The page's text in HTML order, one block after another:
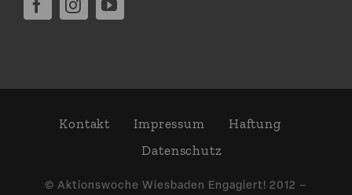
Kontakt Impressum
Haftung
Daten­schutz
© Aktions­woche Wiesbaden Engagiert! 2012 –